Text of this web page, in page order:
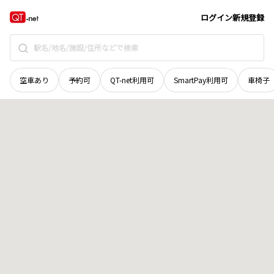
ログイン新規登録
空車あり 予約可 QT-net利用可 SmartPay利用可 車椅子
島根県